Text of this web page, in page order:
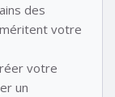
des
votre
votre
un